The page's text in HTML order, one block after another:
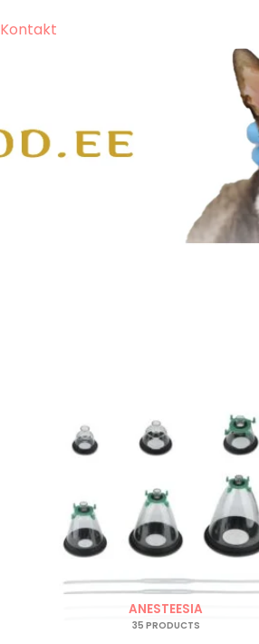
Kontakt
ANESTEESIA
35 PRODUCTS